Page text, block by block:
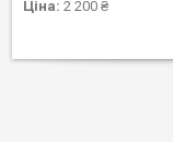
Ціна: 2 200 ₴